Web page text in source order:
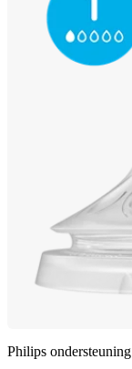
Philips ondersteuning